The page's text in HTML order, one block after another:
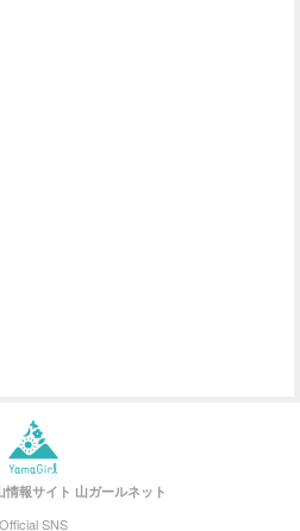
情報サイト 山ガールネット
Official SNS